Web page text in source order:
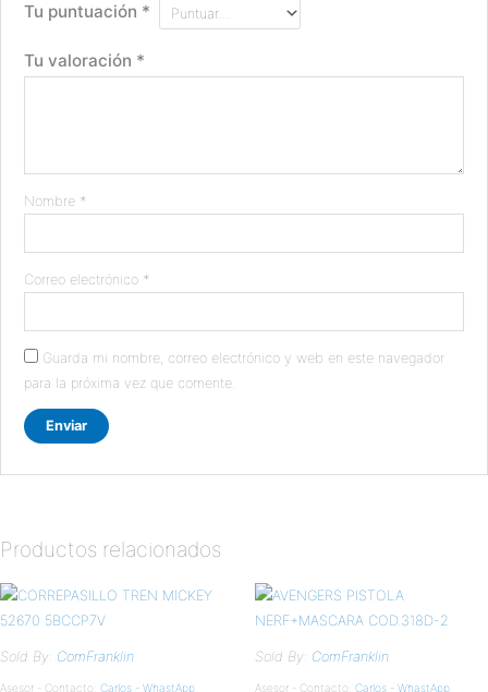
Tu puntuación *
Tu valoración *
Nombre *
Correo electrónico *
Guarda mi nombre, correo electrónico y web en este navegador
para la próxima vez que comente.
Productos relacionados
Sold By: ComFranklin
Asesor - Contacto: Carlos - WhastApp
Sold By: ComFranklin
Asesor - Contacto: Carlos - WhastApp